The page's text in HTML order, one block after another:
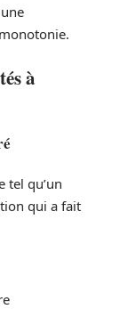
à
tel qu’un
qui a fait